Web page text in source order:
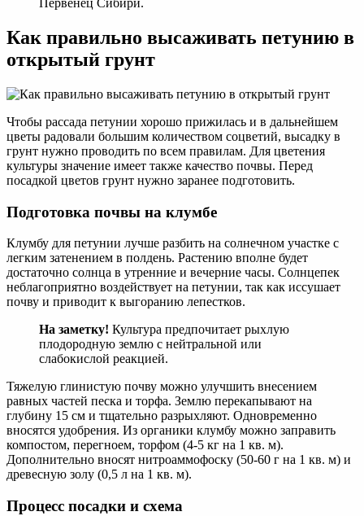
Первенец Сибири.
Как правильно высаживать петунию в
открытый грунт
Чтобы рассада петунии хорошо прижилась и в дальнейшем
цветы радовали большим количеством соцветий, высадку в
грунт нужно проводить по всем правилам. Для цветения
культуры значение имеет также качество почвы. Перед
посадкой цветов грунт нужно заранее подготовить.
Подготовка почвы на клумбе
Клумбу для петунии лучше разбить на солнечном участке с
легким затенением в полдень. Растению вполне будет
достаточно солнца в утренние и вечерние часы. Солнцепек
неблагоприятно воздействует на петунии, так как иссушает
почву и приводит к выгоранию лепестков.
На заметку! Культура предпочитает рыхлую
плодородную землю с нейтральной или
слабокислой реакцией.
Тяжелую глинистую почву можно улучшить внесением
равных частей песка и торфа. Землю перекапывают на
глубину 15 см и тщательно разрыхляют. Одновременно
вносятся удобрения. Из органики клумбу можно заправить
компостом, перегноем, торфом (4-5 кг на 1 кв. м).
Дополнительно вносят нитроаммофоску (50-60 г на 1 кв. м) и
древесную золу (0,5 л на 1 кв. м).
Процесс посадки и схема